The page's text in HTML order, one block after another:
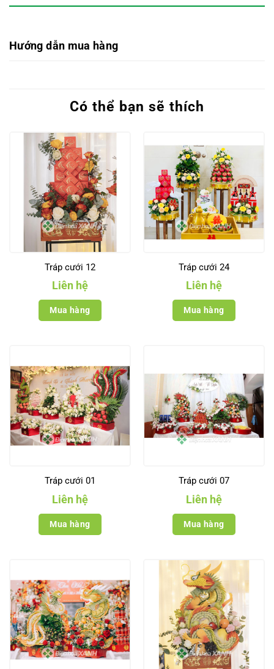
Hướng dẫn mua hàng
Có thể bạn sẽ thích
Tráp cưới 12
Liên hệ
Mua hàng
Tráp cưới 24
Liên hệ
Mua hàng
Tráp cưới 01
Liên hệ
Mua hàng
Tráp cưới 07
Liên hệ
Mua hàng